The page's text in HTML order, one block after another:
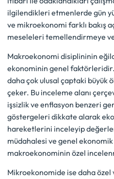
ilgilendikleri etmenlerde gün
ve mikroekonomi farklı bakış
meseleleri temellendirmeye
Makroekonomi disiplininin
ekonominin genel faktörleridir.
daha çok ulusal çaptaki büyük
çeker. Bu inceleme alanı
işsizlik ve enflasyon benzeri
göstergeleri dikkate alarak
hareketlerini inceleyip
müdahalesi ve genel
makroekonominin özel
Mikroekonomide ise daha